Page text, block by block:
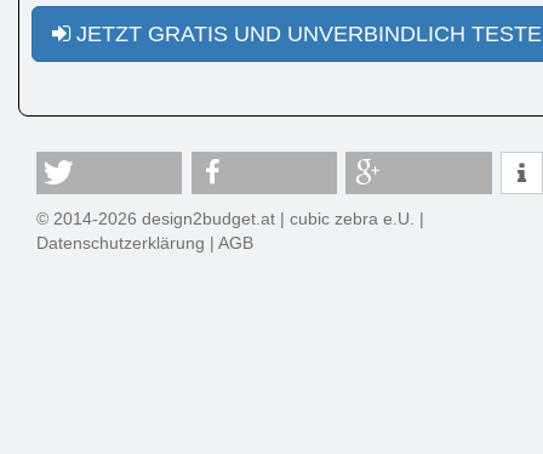
JETZT GRATIS UND UNVERBINDLICH
© 2014-2026 design2budget.at |cubic zebra e.U. |
Datenschutzerklärung |AGB